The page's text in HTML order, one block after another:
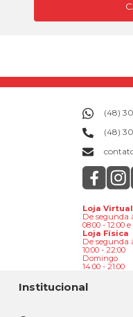
Institucional
(48)
(48)
Loja Virtual
De segunda
08:00 - 12:00 e
Loja Física
De segunda
10:00 - 22:00
Domingo
14:00 - 21:00